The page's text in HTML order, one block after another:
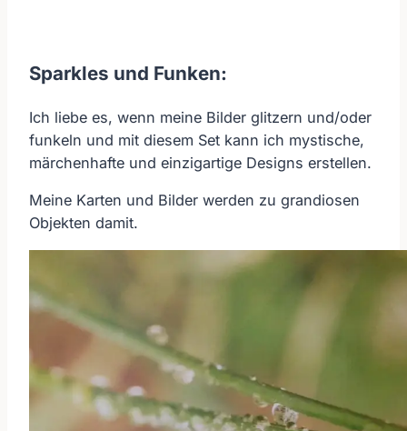
Sparkles und Funken:
Ich liebe es, wenn meine Bilder glitzern und/oder
funkeln und mit diesem Set kann ich mystische,
märchenhafte und einzigartige Designs erstellen.
Meine Karten und Bilder werden zu grandiosen
Objekten damit.